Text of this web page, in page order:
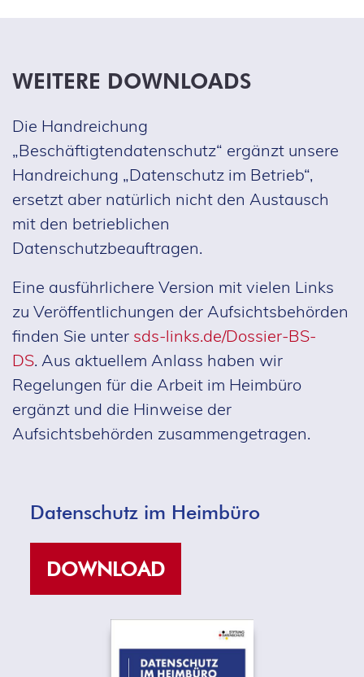
WEITERE DOWNLOADS
Die Handreichung
„Beschäftigtendatenschutz“ ergänzt unsere
Handreichung „Datenschutz im Betrieb“,
ersetzt aber natürlich nicht den Austausch
mit den betrieblichen
Datenschutzbeauftragen.
Eine ausführlichere Version mit vielen Links
zu Veröffentlichungen der Aufsichtsbehörden
finden Sie unter sds-links.de/Dossier-BS-
DS. Aus aktuellem Anlass haben wir
Regelungen für die Arbeit im Heimbüro
ergänzt und die Hinweise der
Aufsichtsbehörden zusammengetragen.
Datenschutz im Heimbüro
DOWNLOAD